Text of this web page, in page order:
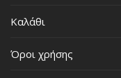
Καλάθι
Όροι χρήσης